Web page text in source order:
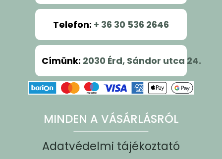
MINDEN A VÁSÁRLÁSRÓL
Adatvédelmi tájékoztató
Telefon: + 36 30 536 2646
Címünk: 2030 Érd, Sándor utca 24.